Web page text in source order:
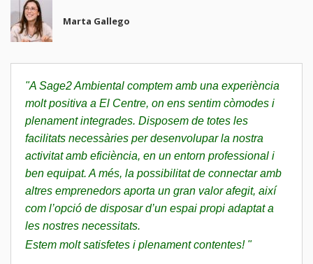
Marta Gallego
"A Sage2 Ambiental comptem amb una experiència
molt positiva a El Centre, on ens sentim còmodes i
plenament integrades. Disposem de totes les
facilitats necessàries per desenvolupar la nostra
activitat amb eficiència, en un entorn professional i
ben equipat. A més, la possibilitat de connectar amb
altres emprenedors aporta un gran valor afegit, així
com l’opció de disposar d’un espai propi adaptat a
les nostres necessitats.
Estem molt satisfetes i plenament contentes! "